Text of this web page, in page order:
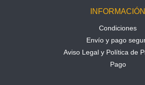
INFORMACIÓN
Condiciones
Envío y pago
Aviso Legal y Política de
Pago